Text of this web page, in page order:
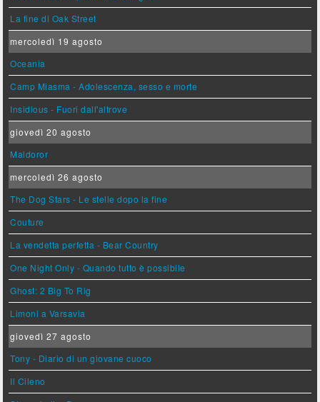
La fine di Oak Street
mercoledì 19 agosto
Oceania
Camp Miasma - Adolescenza, sesso e morte
Insidious - Fuori dall'altrove
giovedì 20 agosto
Maldoror
mercoledì 26 agosto
The Dog Stars - Le stelle dopo la fine
Couture
La vendetta perfetta - Bear Country
One Night Only - Quando tutto è possibile
Ghost: 2 Big To Rig
Limoni a Varsavia
giovedì 27 agosto
Tony - Diario di un giovane cuoco
Il Cileno